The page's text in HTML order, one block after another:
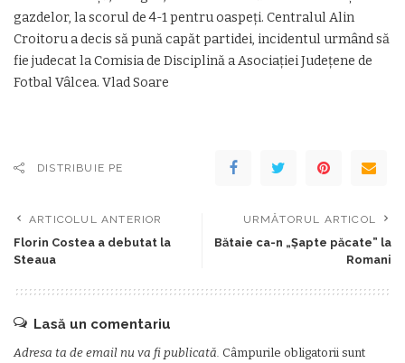
gazdelor, la scorul de 4-1 pentru oaspeți. Centralul Alin
Croitoru a decis să pună capăt partidei, incidentul urmând să
fie judecat la Comisia de Disciplină a Asociației Județene de
Fotbal Vâlcea. Vlad Soare
DISTRIBUIE PE
ARTICOLUL ANTERIOR
Florin Costea a debutat la
Steaua
URMĂTORUL ARTICOL
Bătaie ca-n „Șapte păcate” la
Romani
Lasă un comentariu
Adresa ta de email nu va fi publicată. Câmpurile obligatorii sunt